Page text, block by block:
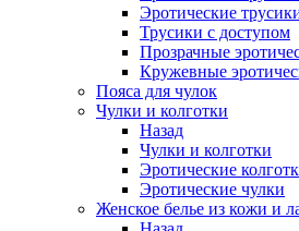
Эротические
Трусики с доступом
Прозрачные
Кружевные
Пояса для чулок
Чулки и колготки
Назад
Чулки и колготки
Эротические
Эротические чулки
Женское белье из кожи и